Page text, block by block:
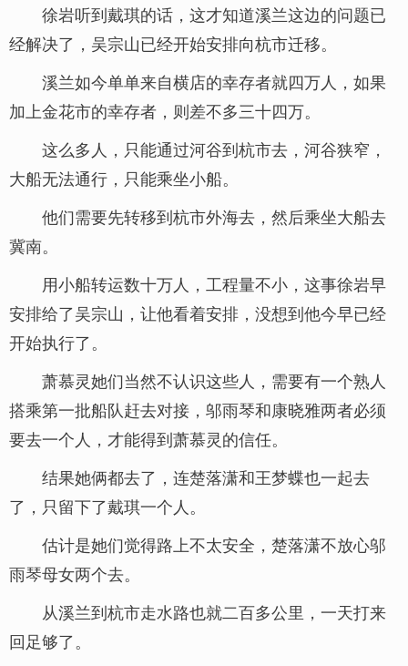
徐岩听到戴琪的话，这才知道溪兰这边的问题已
经解决了，吴宗山已经开始安排向杭市迁移。
溪兰如今单单来自横店的幸存者就四万人，如果
加上金花市的幸存者，则差不多三十四万。
这么多人，只能通过河谷到杭市去，河谷狭窄，
大船无法通行，只能乘坐小船。
他们需要先转移到杭市外海去，然后乘坐大船去
冀南。
用小船转运数十万人，工程量不小，这事徐岩早
安排给了吴宗山，让他看着安排，没想到他今早已经
开始执行了。
萧慕灵她们当然不认识这些人，需要有一个熟人
搭乘第一批船队赶去对接，邬雨琴和康晓雅两者必须
要去一个人，才能得到萧慕灵的信任。
结果她俩都去了，连楚落潇和王梦蝶也一起去
了，只留下了戴琪一个人。
估计是她们觉得路上不太安全，楚落潇不放心邬
雨琴母女两个去。
从溪兰到杭市走水路也就二百多公里，一天打来
回足够了。